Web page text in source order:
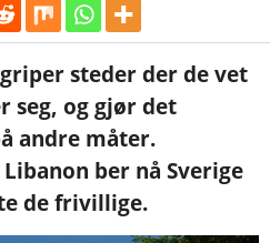
steder der de vet
seg, og gjør det
andre måter.
ber nå Sverige
de frivillige.